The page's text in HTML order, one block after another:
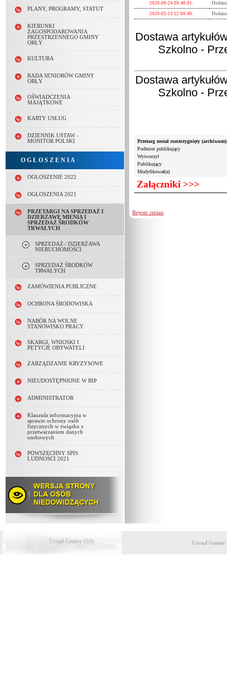
PLANY, PROGRAMY, STATUT
KIERUNKI
ZAGOSPODAROWANIA
PRZESTRZENNEGO GMINY
ORŁY
KULTURA
RADA SENIORÓW GMINY
ORŁY
OŚWIADCZENIA
MAJĄTKOWE
KARTY USŁUG
DZIENNIK USTAW -
MONITOR POLSKI
O G Ł O S Z E N I A
OGŁOSZENIE 2022
OGŁOSZENIA 2021
PRZETARGI NA SPRZEDAŻ I
DZIERŻAWĘ MIENIA I
SPRZEDAŻ ŚRODKÓW
TRWAŁYCH
SPRZEDAŻ / DZIERŻAWA
NIERUCHOMOŚCI
SPRZEDAŻ ŚRODKÓW
TRWAŁYCH
ZAMÓWIENIA PUBLICZNE
OCHRONA ŚRODOWISKA
NABÓR NA WOLNE
STANOWISKO PRACY
SKARGI, WNIOSKI I
PETYCJE OBYWATELI
ZARZĄDZANIE KRYZYSOWE
NIEUDOSTĘPNIONE W BIP
ADMINISTRATOR
Klauzula informacyjna w
sprawie ochrony osób
fizycznych w związku z
przetwarzaniem danych
osobowych
POWSZECHNY SPIS
LUDNOŚCI 2021
2020-09-24 09:48:01:
2020-02-13 12:00:40:
2019-11-27 14:55:28: Dodano plik
2019-11-27 14:55:28: Dodano plik
Dostawa
Szkolno -
Dostawa
Szkolno -
Przetarg został rozstrzygnięty (archiwum)
Podmiot publikujący
Wytworzył
Publikujący
Modyfikował(a)
Załączniki >>>
Pliki:
Lp.
Nazwa
2.
7.
12.
13.
14.
15.
16.
17.
Rejestr zmian
Urząd Gminy Orły Urząd